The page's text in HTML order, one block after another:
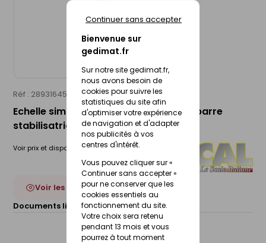
Bienvenue sur
gedimat.fr
Sur notre site gedimat.fr,
nous avons besoin de
cookies pour suivre les
statistiques du site afin
d'optimiser votre expérience
de navigation et d'adapter
nos publicités à vos
centres d'intérêt.
Vous pouvez cliquer sur «
Continuer sans accepter »
pour ne conserver que les
cookies essentiels au
fonctionnement du site.
Votre choix sera retenu
pendant 13 mois et vous
pourrez à tout moment
Continuer sans accepter
Réf : 28931645 FACAL
Echelle simple GENIA PRO 4,45m avec barre
stabilisatrice
Voir prix et disponibilité en magasin
Voir les 4 déclinaisons
Documents liés :
Fiche technique